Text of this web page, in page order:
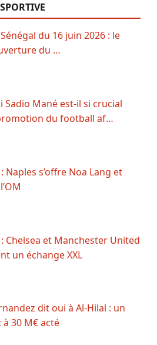
du 16 juin 2026 : le
du …
Sadio Mané est-il si crucial
du football af…
Naples s’offre Noa Lang et
Chelsea et Manchester United
un échange XXL
dit oui à Al-Hilal : un
30 M€ acté